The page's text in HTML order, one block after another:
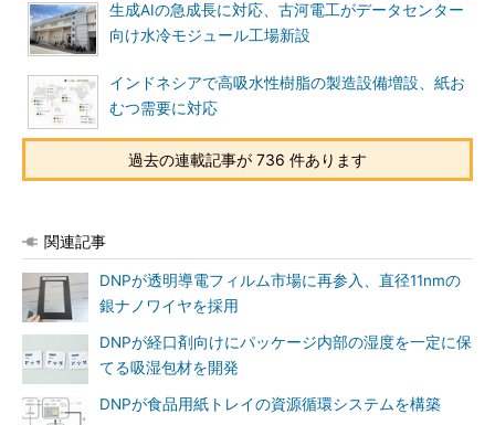
生成AIの急成長に対応、古河電工がデータセンター
向け水冷モジュール工場新設
インドネシアで高吸水性樹脂の製造設備増設、紙お
むつ需要に対応
過去の連載記事が 736 件あります
関連記事
DNPが透明導電フィルム市場に再参入、直径11nmの
銀ナノワイヤを採用
DNPが経口剤向けにパッケージ内部の湿度を一定に保
てる吸湿包材を開発
DNPが食品用紙トレイの資源循環システムを構築